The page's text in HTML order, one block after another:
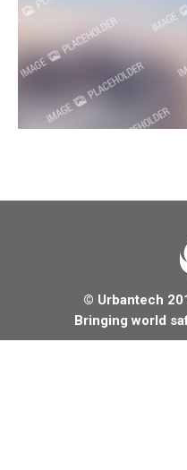
© Urbantech
Bringing world